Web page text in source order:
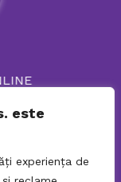
este
experiența de